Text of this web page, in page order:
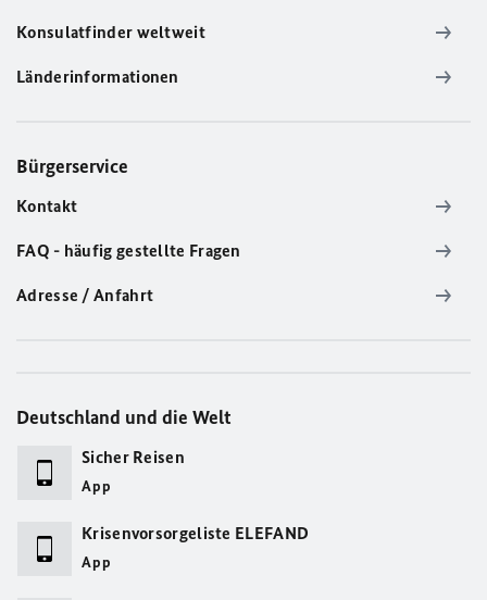
Konsulatfinder weltweit
Länderinformationen
Bürgerservice
Kontakt
FAQ - häufig gestellte Fragen
Adresse / Anfahrt
Deutschland und die Welt
Sicher Reisen
App
Krisenvorsorgeliste ELEFAND
App